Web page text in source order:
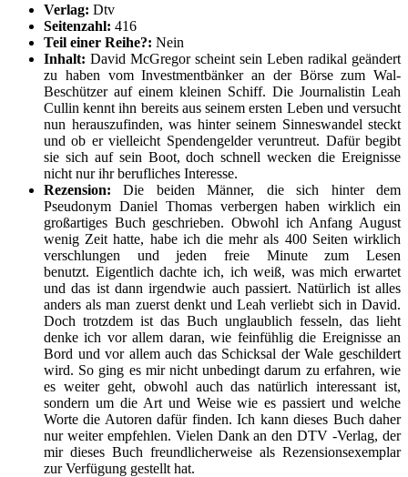
Verlag: Dtv
Seitenzahl: 416
Teil einer Reihe?: Nein
Inhalt: David McGregor scheint sein Leben radikal geändert
zu haben vom Investmentbänker an der Börse zum Wal-
Beschützer auf einem kleinen Schiff. Die Journalistin Leah
Cullin kennt ihn bereits aus seinem ersten Leben und versucht
nun herauszufinden, was hinter seinem Sinneswandel steckt
und ob er vielleicht Spendengelder veruntreut. Dafür begibt
sie sich auf sein Boot, doch schnell wecken die Ereignisse
nicht nur ihr berufliches Interesse.
Rezension:Die beiden Männer, die sich hinter dem
Pseudonym Daniel Thomas verbergen haben wirklich ein
großartiges Buch geschrieben. Obwohl ich Anfang August
wenig Zeit hatte, habe ich die mehr als 400 Seiten wirklich
verschlungen und jeden freie Minute zum Lesen
benutzt. Eigentlich dachte ich, ich weiß, was mich erwartet
und das ist dann irgendwie auch passiert. Natürlich ist alles
anders als man zuerst denkt und Leah verliebt sich in David.
Doch trotzdem ist das Buch unglaublich fesseln, das lieht
denke ich vor allem daran, wie feinfühlig die Ereignisse an
Bord und vor allem auch das Schicksal der Wale geschildert
wird. So ging es mir nicht unbedingt darum zu erfahren, wie
es weiter geht, obwohl auch das natürlich interessant ist,
sondern um die Art und Weise wie es passiert und welche
Worte die Autoren dafür finden. Ich kann dieses Buch daher
nur weiter empfehlen. Vielen Dank an den DTV -Verlag, der
mir dieses Buch freundlicherweise als Rezensionsexemplar
zur Verfügung gestellt hat.